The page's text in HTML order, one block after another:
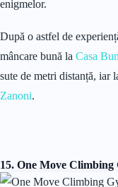
enigmelor.
După o astfel de
mâncare bună la Casa
sute de metri distanță, iar
Zanoni.
15. One Move Climbing